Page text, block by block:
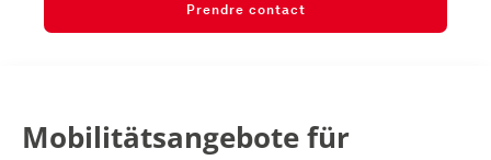
Prendre contact
Mobilitätsangebote für